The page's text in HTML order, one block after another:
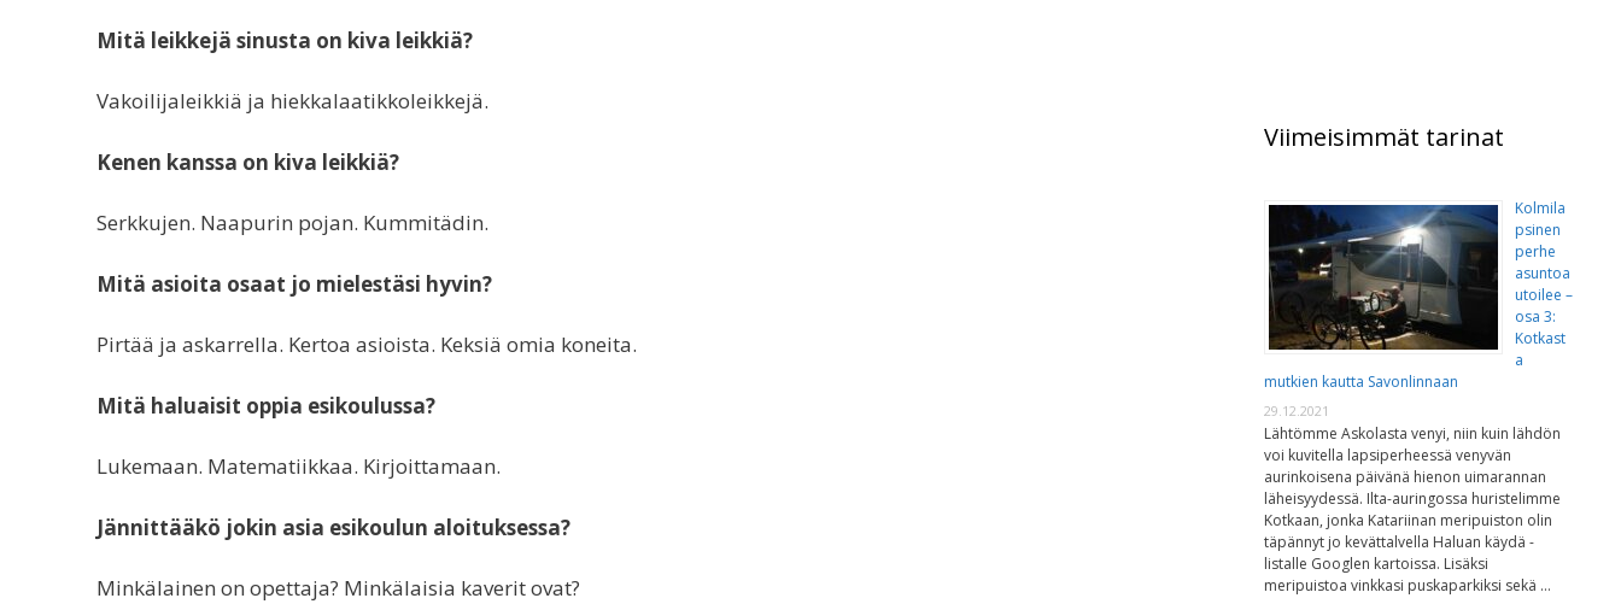
Mitä leikkejä sinusta on kiva leikkiä?
Vakoilijaleikkiä ja hiekkalaatikkoleikkejä.
Kenen kanssa on kiva leikkiä?
Serkkujen. Naapurin pojan. Kummitädin.
Mitä asioita osaat jo mielestäsi hyvin?
Pirtää ja askarrella. Kertoa asioista. Keksiä omia koneita.
Mitä haluaisit oppia esikoulussa?
Lukemaan. Matematiikkaa. Kirjoittamaan.
Jännittääkö jokin asia esikoulun aloituksessa?
Minkälainen on opettaja? Minkälaisia kaverit ovat?
Viimeisimmät tarinat
Kolmila
psinen
perhe
asuntoa
utoilee –
osa 3:
Kotkast
a
mutkien kautta Savonlinnaan
29.12.2021
Lähtömme Askolasta venyi, niin kuin lähdön
voi kuvitella lapsiperheessä venyvän
aurinkoisena päivänä hienon uimarannan
läheisyydessä. Ilta-auringossa huristelimme
Kotkaan, jonka Katariinan meripuiston olin
täpännyt jo kevättalvella Haluan käydä -
listalle Googlen kartoissa. Lisäksi
meripuistoa vinkkasi puskaparkiksi sekä …